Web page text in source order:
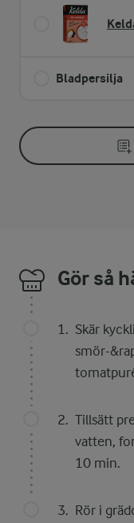
Bladpersilja
Gör så
Skär
smör-
Tillsätt
vatten,
10 min.
Rör i